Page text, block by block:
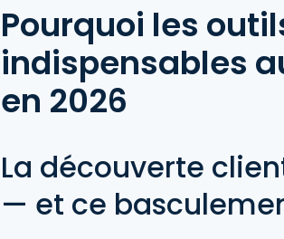
Pourquoi les
indispensables
en 2026
La découverte
— et ce